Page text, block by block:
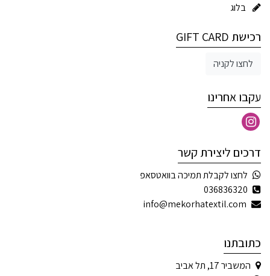
בלוג
רכישת GIFT CARD
לחצו לקניה
עקבו אחרינו
דרכים ליצירת קשר
לחצו לקבלת תמיכה בוואטסאפ
036836320
info@mekorhatextil.com
כתובתנו
המשביר 17, תל אביב